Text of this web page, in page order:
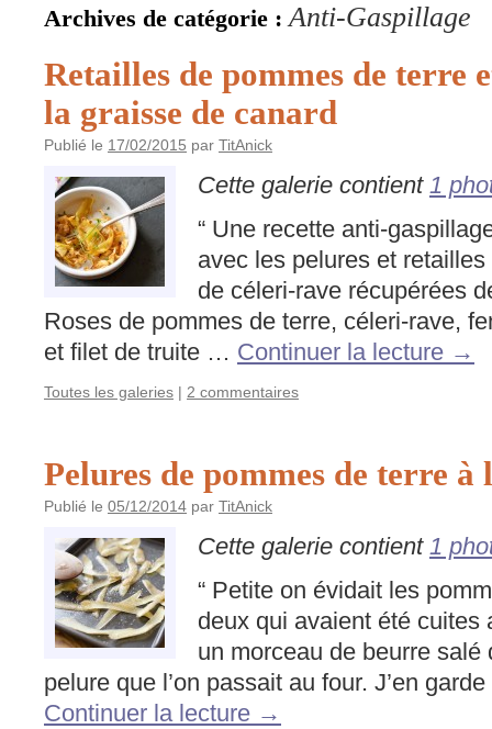
Archives de catégorie :Anti-Gaspillage
Retailles de pommes de terre
la graisse de canard
Publié le 17/02/2015 par TitAnick
Cette galerie contient 1
“ Une recette anti-
avec les pelures et
de céleri-rave récupérées
Roses de pommes de terre, céleri-rave,
et filet de truite … Continuer la lecture →
Toutes les galeries | 2 commentaires
Pelures de pommes de terre à
Publié le 05/12/2014 par TitAnick
Cette galerie contient 1
“ Petite on évidait les
deux qui avaient été cuites
un morceau de beurre salé
pelure que l’on passait au four. J’en
Continuer la lecture →